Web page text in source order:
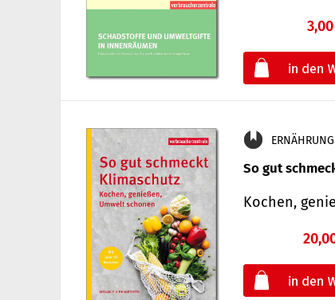
ERNÄHRUNG
So gut
Kochen,